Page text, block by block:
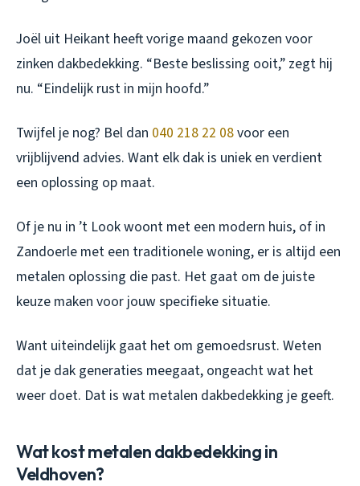
Joël uit Heikant heeft vorige maand gekozen voor
zinken dakbedekking. “Beste beslissing ooit,” zegt hij
nu. “Eindelijk rust in mijn hoofd.”
Twijfel je nog? Bel dan 040 218 22 08voor een
vrijblijvend advies. Want elk dak is uniek en verdient
een oplossing op maat.
Of je nu in ’t Look woont met een modern huis, of in
Zandoerle met een traditionele woning, er is altijd een
metalen oplossing die past. Het gaat om de juiste
keuze maken voor jouw specifieke situatie.
Want uiteindelijk gaat het om gemoedsrust. Weten
dat je dak generaties meegaat, ongeacht wat het
weer doet. Dat is wat metalen dakbedekking je geeft.
Wat kost metalen dakbedekking in
Veldhoven?